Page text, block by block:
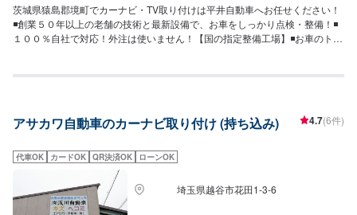
茨城県猿島郡境町でカーナビ・TV取り付けは平井自動車へお任せください！
◾創業５０年以上の老舗の技術と最新設備で、お車をしっかり点検・整備！◾
１００％自社で対応！外注は使いません！【国の指定整備工場】◾お車のトー
まった…★保険を使えべきなのかわからない…などのご相談もお気軽にどう
ご納得いただければ作業開始【4】仕上がり次第納車-----納期について-----納
後する場合がございます。予めご了承ください。-----代車について-----無料の
代車をご用意しています。お車の作業中は代車をご利用ください。※代車の燃
料代はお客様にご負担いただいております。※内容などにより貸し出し出来か
ねる場合もございます。-----ご来店時の注意、受付方法-----入庫の際はお気を
つけてお越しください。駐車スペースは事務所前のお客様駐車スペースに駐
アサカワ自動車のカーナビ取り付け (持ち込み) 4.7(6件)
代車OK カードOK QR決済OK ローンOK
埼玉県越谷市花田1-3-6